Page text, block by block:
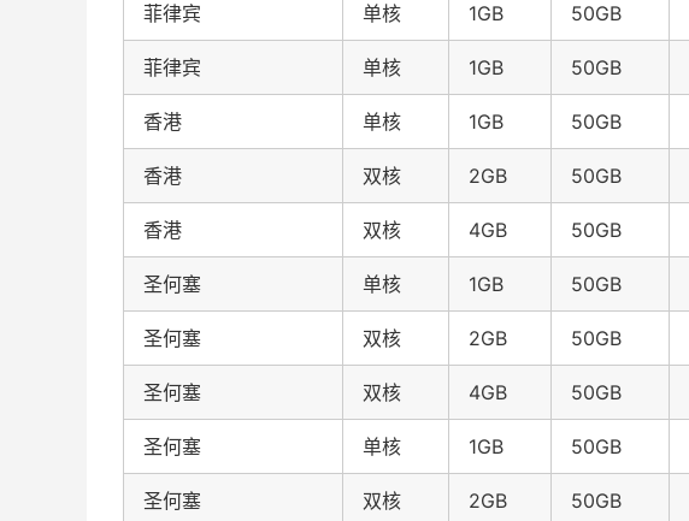
菲律宾 单核 1GB 50GB
菲律宾 单核 1GB 50GB
香港 单核 1GB 50GB
香港 双核 2GB 50GB
香港 双核 4GB 50GB
圣何塞 单核 1GB 50GB
圣何塞 双核 2GB 50GB
圣何塞 双核 4GB 50GB
圣何塞 单核 1GB 50GB
圣何塞 双核 2GB 50GB